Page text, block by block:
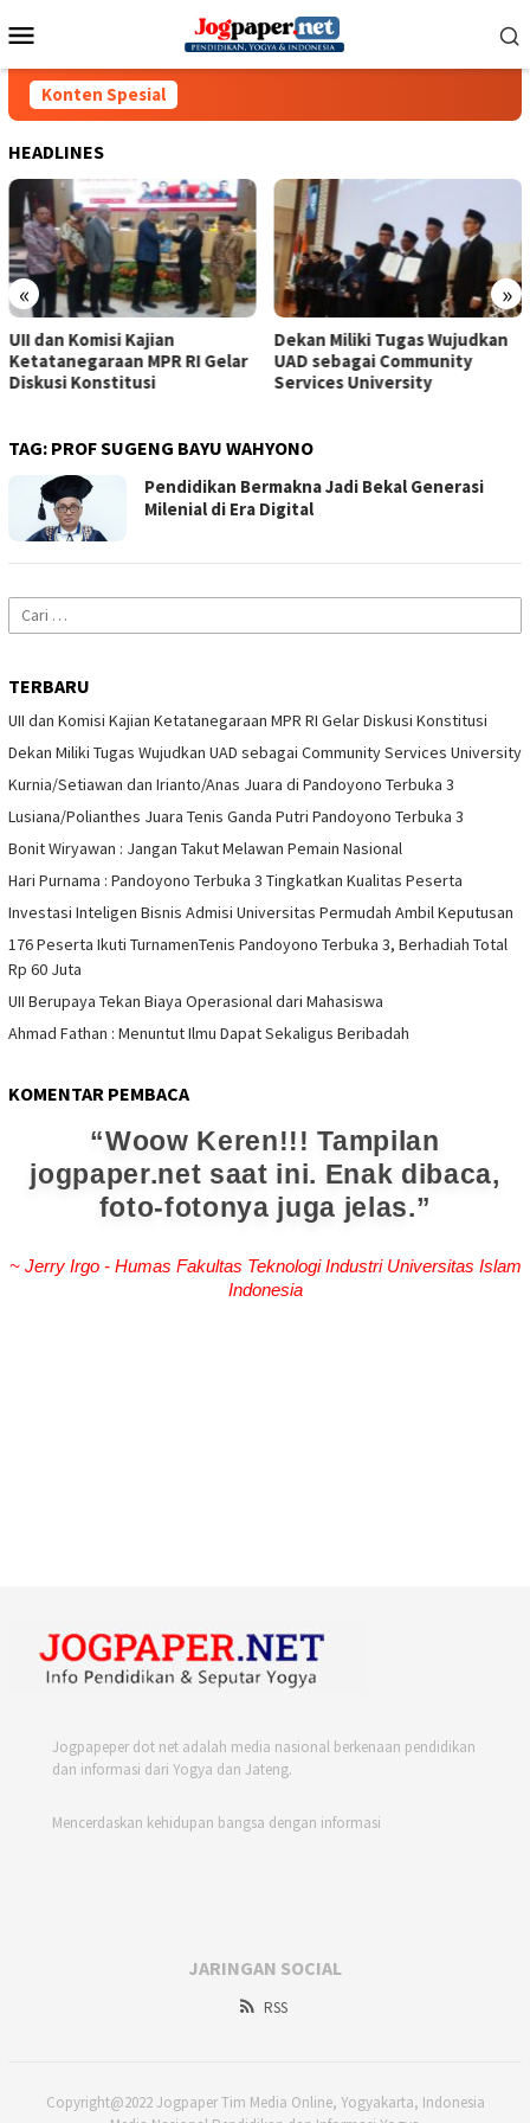
ke
Mobile
Konten Spesial
HEADLINES
« »
UII dan Komisi Kajian
Ketatanegaraan MPR RI Gelar
Diskusi Konstitusi
Dekan Miliki Tugas Wujudkan
UAD sebagai Community
Services University
TAG: PROF SUGENG BAYU WAHYONO
Pendidikan Bermakna Jadi Bekal Generasi
Milenial di Era Digital
Cari
untuk:
TERBARU
UII dan Komisi Kajian Ketatanegaraan MPR RI Gelar Diskusi Konstitusi
Dekan Miliki Tugas Wujudkan UAD sebagai Community Services University
Kurnia/Setiawan dan Irianto/Anas Juara di Pandoyono Terbuka 3
Lusiana/Polianthes Juara Tenis Ganda Putri Pandoyono Terbuka 3
Bonit Wiryawan : Jangan Takut Melawan Pemain Nasional
Hari Purnama : Pandoyono Terbuka 3 Tingkatkan Kualitas Peserta
Investasi Inteligen Bisnis Admisi Universitas Permudah Ambil Keputusan
176 Peserta Ikuti TurnamenTenis Pandoyono Terbuka 3, Berhadiah Total
Rp 60 Juta
UII Berupaya Tekan Biaya Operasional dari Mahasiswa
Ahmad Fathan : Menuntut Ilmu Dapat Sekaligus Beribadah
KOMENTAR PEMBACA
Woow Keren!!! Tampilan
jogpaper.net saat ini. Enak dibaca,
foto-fotonya juga jelas.
~ Jerry Irgo - Humas Fakultas Teknologi Industri Universitas Islam
Indonesia
Jogpapeper dot net adalah media nasional berkenaan pendidikan
dan informasi dari Yogya dan Jateng.
Mencerdaskan kehidupan bangsa dengan informasi
JARINGAN SOCIAL
RSS
Copyright@2022 Jogpaper Tim Media Online, Yogyakarta, Indonesia